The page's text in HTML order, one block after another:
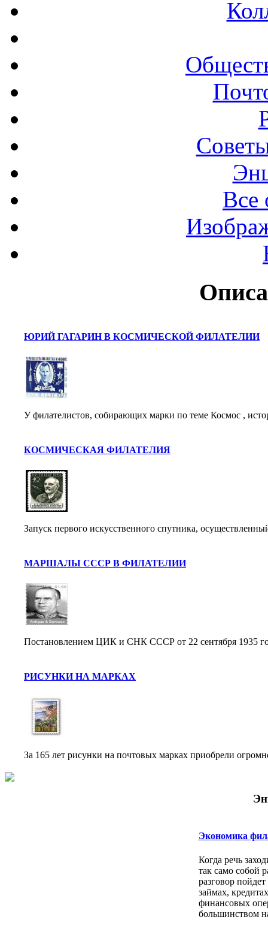
Все
ЮРИЙ ГАГАРИН В КОСМИЧЕСКОЙ ФИЛАТЕЛИИ
У филателистов, собирающих марки по теме Космос ,
КОСМИЧЕСКАЯ ФИЛАТЕЛИЯ
Запуск первого искусственного спутника,
МАРШАЛЫ СССР В ФИЛАТЕЛИИ
Постановлением ЦИК и СНК СССР от 22 сентября 1935
РИСУНКИ НА МАРКАХ
За 165 лет рисунки на почтовых марках приобрели
Экономика
Когда речь
так само собой
разговор
займах,
финансовых
большинством